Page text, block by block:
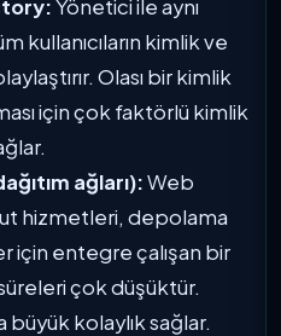
Yönetici ile aynı
kullanıcıların kimlik ve
Olası bir kimlik
için çok faktörlü kimlik
ağları):Web
hizmetleri, depolama
için entegre çalışan bir
çok düşüktür.
büyük kolaylık sağlar.